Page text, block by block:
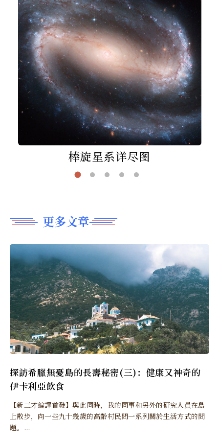
棒旋星系详尽图
更多文章
探訪希臘無憂島的長壽秘密(三)：健康又神奇的
伊卡利亞飲食
【新三才編譯首發】與此同時，我的同事和另外的研究人員在島
上散步，向一些九十幾歲的高齡村民問一系列關於生活方式的問
題。...